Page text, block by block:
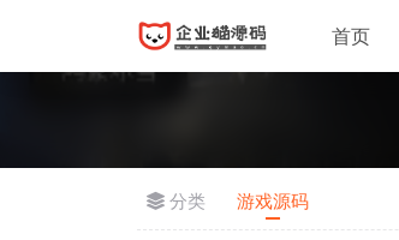
首页
分类 游戏源码